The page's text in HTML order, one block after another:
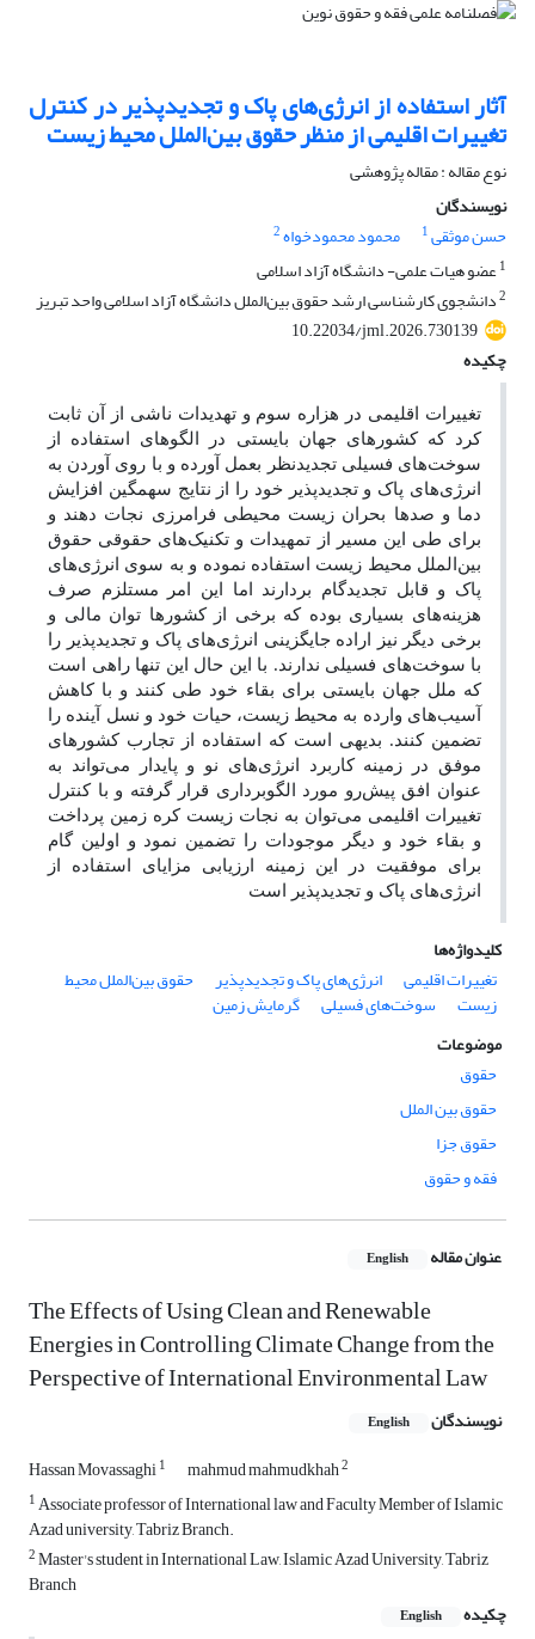
آثار استفاده از انرژی‌های پاک و تجدیدپذیر در کنترل
تغییرات اقلیمی از منظر حقوق بین‌الملل محیط زیست
نوع مقاله : مقاله پژوهشی
نویسندگان
حسن موثقی1 محمود محمودخواه2
1عضو هیات علمی- دانشگاه آزاد اسلامی
2دانشجوی کارشناسی ارشد حقوق بین‌الملل دانشگاه آزاد اسلامی واحد تبریز
10.22034/jml.2026.730139
چکیده
تغییرات اقلیمی در هزاره سوم و تهدیدات ناشی از آن ثابت
کرد که کشورهای جهان بایستی در الگوهای استفاده از
سوخت‌های فسیلی تجدیدنظر بعمل آورده و با روی آوردن به
انرژی‌های پاک و تجدیدپذیر خود را از نتایج سهمگین افزایش
دما و صدها بحران زیست محیطی فرامرزی نجات دهند و
برای طی این مسیر از تمهیدات و تکنیک‌های حقوقی حقوق
بین‌الملل محیط زیست استفاده نموده و به سوی انرژی‌های
پاک و قابل تجدیدگام بردارند اما این امر مستلزم صرف
هزینه‌های بسیاری بوده که برخی از کشورها توان مالی و
برخی دیگر نیز اراده جایگزینی انرژی‌های پاک و تجدیدپذیر را
با سوخت‌های فسیلی ندارند. با این حال این تنها راهی است
که ملل جهان بایستی برای بقاء خود طی کنند و با کاهش
آسیب‌های وارده به محیط زیست، حیات خود و نسل آینده را
تضمین کنند. بدیهی است که استفاده از تجارب کشورهای
موفق در زمینه کاربرد انرژی‌های نو و پایدار می‌تواند به
عنوان افق پیش‌رو مورد الگوبرداری قرار گرفته و با کنترل
تغییرات اقلیمی می‌توان به نجات زیست کره زمین پرداخت
و بقاء خود و دیگر موجودات را تضمین نمود و اولین گام
برای موفقیت در این زمینه ارزیابی مزایای استفاده از
انرژی‌های پاک و تجدیدپذیر است
کلیدواژه‌ها
تغییرات اقلیمی
انرژی‌های پاک و تجدیدپذیر حقوق بین‌الملل محیط
زیست سوخت‌های فسیلی
گرمایش زمین
موضوعات
حقوق
حقوق بین الملل
حقوق جزا
فقه و حقوق
عنوان مقاله English
The Effects of Using Clean and Renewable
Energies in Controlling Climate Change from the
Perspective of International Environmental Law
نویسندگان English
Hassan Movassaghi1 mahmud mahmudkhah2
1Associate professor of International law and Faculty Member of Islamic
Azad university, Tabriz Branch.
2Master's student in International Law, Islamic Azad University, Tabriz
Branch
چکیده
English